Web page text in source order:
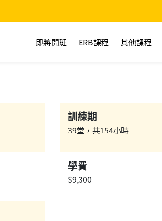
即將開班 ERB課程 其他課程
訓練期
39堂，共154小時
學費
$9,300